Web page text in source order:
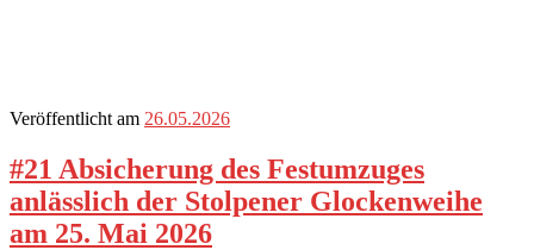
Veröffentlicht am 26.05.2026
#21 Absicherung des Festumzuges
anlässlich der Stolpener Glockenweihe
am 25. Mai 2026